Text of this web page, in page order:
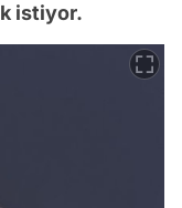
istiyor.